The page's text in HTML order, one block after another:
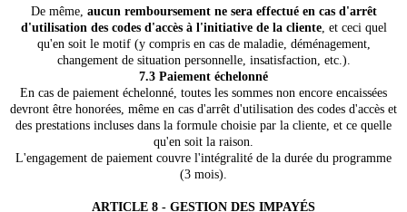
De même, aucun remboursement ne sera effectué en cas d'arrêt
d'utilisation des codes d'accès à l'initiative de la cliente, et ceci quel
qu'en soit le motif (y compris en cas de maladie, déménagement,
changement de situation personnelle, insatisfaction, etc.).
7.3 Paiement échelonné
En cas de paiement échelonné, toutes les sommes non encore encaissées
devront être honorées, même en cas d'arrêt d'utilisation des codes d'accès et
des prestations incluses dans la formule choisie par la cliente, et ce quelle
qu'en soit la raison.
L'engagement de paiement couvre l'intégralité de la durée du programme
(3 mois).
ARTICLE 8 - GESTION DES IMPAYÉS